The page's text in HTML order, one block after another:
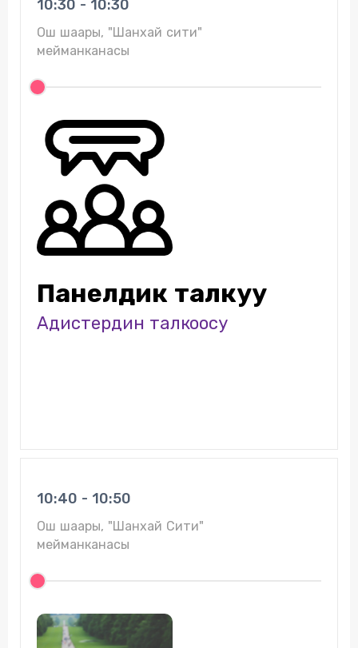
10:30 - 10:30
Ош шаары, "Шанхай сити"
мейманканасы
Панелдик талкуу
Адистердин талкоосу
10:40 - 10:50
Ош шаары, "Шанхай Сити"
мейманканасы